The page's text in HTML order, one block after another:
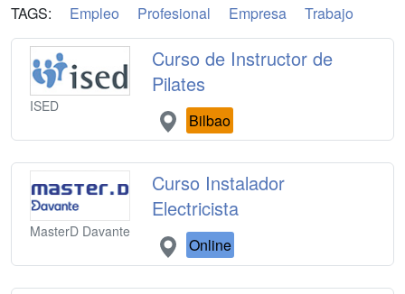
TAGS: Empleo Profesional Empresa Trabajo
ISED
Curso de Instructor de
Pilates
Bilbao
MasterD Davante
Curso Instalador
Electricista
Online